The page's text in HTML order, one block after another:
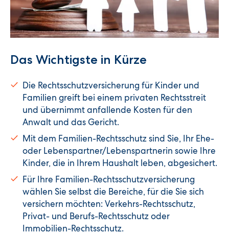
Das Wichtigste in Kürze
Die Rechtsschutzversicherung für Kinder und
Familien greift bei einem privaten Rechtsstreit
und übernimmt anfallende Kosten für den
Anwalt und das Gericht.
Mit dem Familien-Rechtsschutz sind Sie, Ihr Ehe-
oder Lebenspartner/Lebenspartnerin sowie Ihre
Kinder, die in Ihrem Haushalt leben, abgesichert.
Für Ihre Familien-Rechtsschutzversicherung
wählen Sie selbst die Bereiche, für die Sie sich
versichern möchten: Verkehrs-Rechtsschutz,
Privat- und Berufs-Rechtsschutz oder
Immobilien-Rechtsschutz.